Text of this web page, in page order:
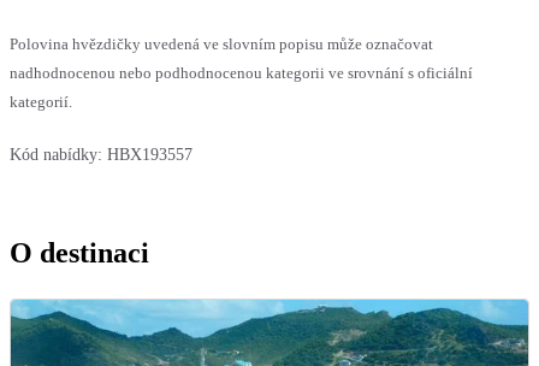
Polovina hvězdičky uvedená ve slovním popisu může označovat
nadhodnocenou nebo podhodnocenou kategorii ve srovnání s oficiální
kategorií.
Kód nabídky: HBX193557
O destinaci